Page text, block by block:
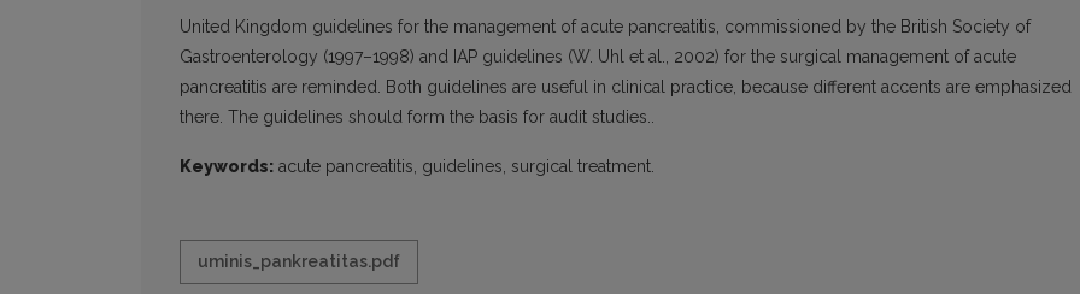
United Kingdom guidelines for the management of acute pancreatitis, commissioned by the British Society of
Gastroenterology (1997–1998) and IAP guidelines (W. Uhl et al., 2002) for the surgical management of acute
pancreatitis are reminded. Both guidelines are useful in clinical practice, because different accents are emphasized
there. The guidelines should form the basis for audit studies..
Keywords: acute pancreatitis, guidelines, surgical treatment.
uminis_pankreatitas.pdf